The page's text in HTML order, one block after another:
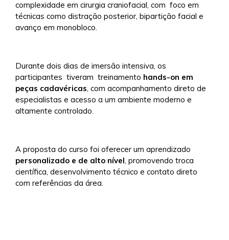
complexidade em cirurgia craniofacial, com foco em
técnicas como distração posterior, bipartição facial e
avanço em monobloco.
Durante dois dias de imersão intensiva, os
participantes tiveram treinamento hands-on em
peças cadavéricas, com acompanhamento direto de
especialistas e acesso a um ambiente moderno e
altamente controlado.
A proposta do curso foi oferecer um aprendizado
personalizado e de alto nível, promovendo troca
científica, desenvolvimento técnico e contato direto
com referências da área.